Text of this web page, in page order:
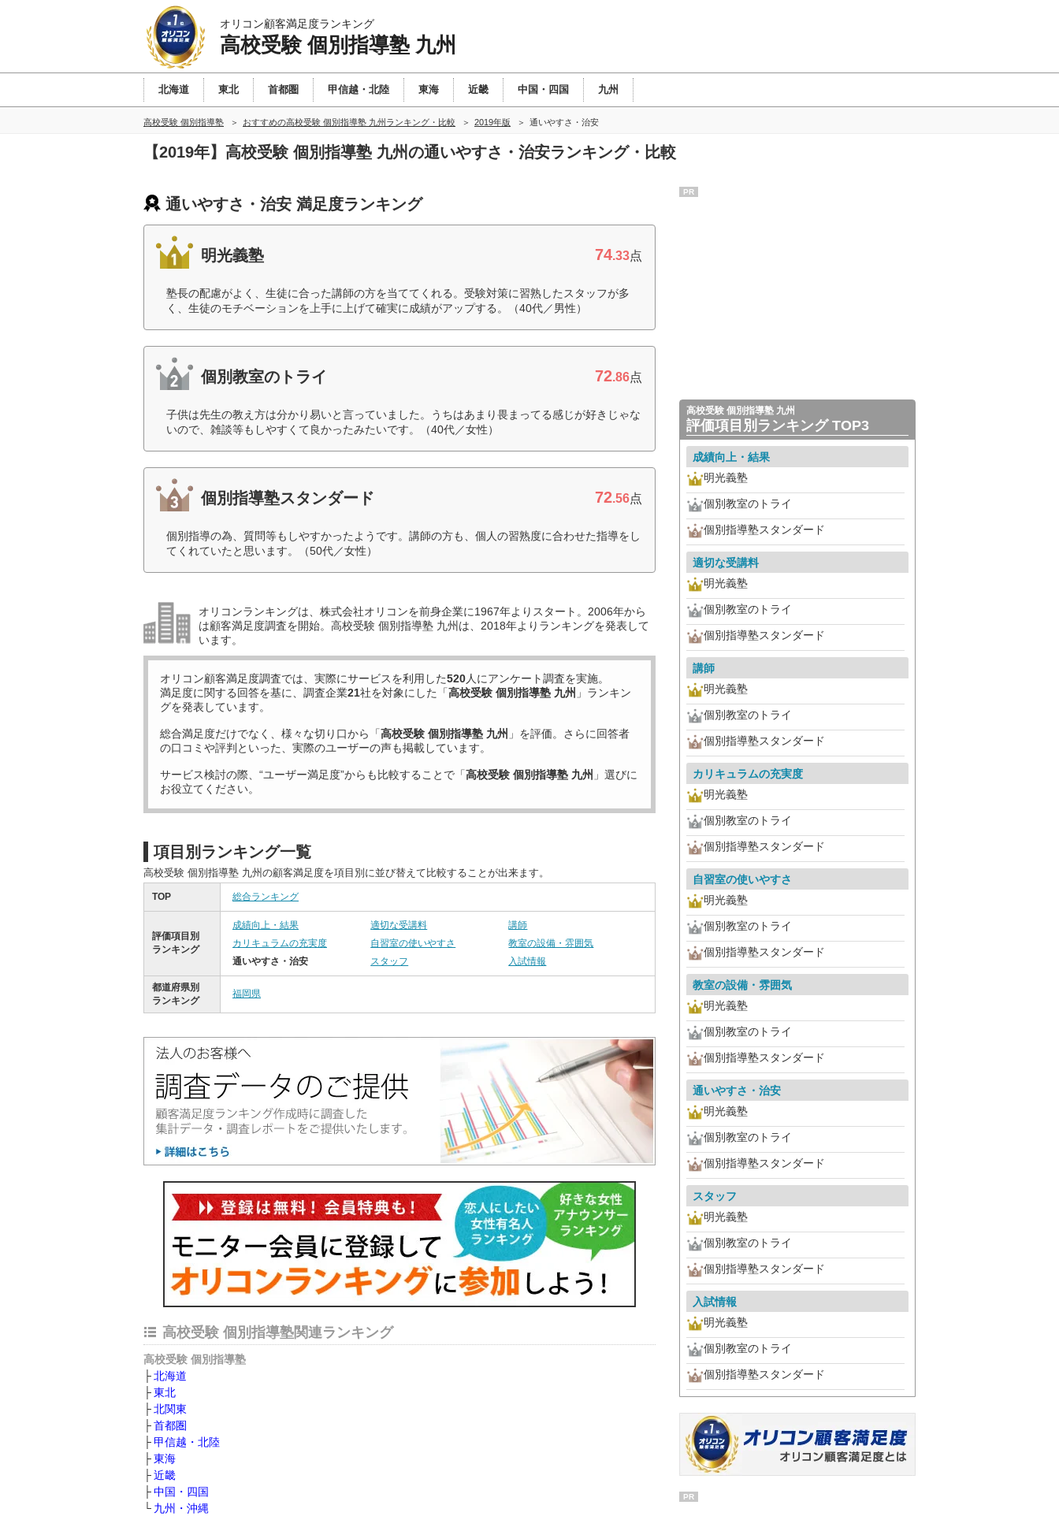
オリコン顧客満足度ランキング
高校受験 個別指導塾 九州
北海道 東北 首都圏 甲信越・北陸 東海 近畿 中国・四国 九州
高校受験 個別指導塾 おすすめの高校受験 個別指導塾 九州ランキング・比較 2019年版 通いやすさ・治安
【2019年】高校受験 個別指導塾 九州の通いやすさ・治安ランキング・比較
通いやすさ・治安 満足度ランキング
明光義塾 74.33点
塾長の配慮がよく、生徒に合った講師の方を当ててくれる。受験対策に習熟したスタッフが多
く、生徒のモチベーションを上手に上げて確実に成績がアップする。（40代／男性）
個別教室のトライ 72.86点
子供は先生の教え方は分かり易いと言っていました。うちはあまり畏まってる感じが好きじゃな
いので、雑談等もしやすくて良かったみたいです。（40代／女性）
個別指導塾スタンダード 72.56点
個別指導の為、質問等もしやすかったようです。講師の方も、個人の習熟度に合わせた指導をし
てくれていたと思います。（50代／女性）
オリコンランキングは、株式会社オリコンを前身企業に1967年よりスタート。2006年から
は顧客満足度調査を開始。高校受験 個別指導塾 九州は、2018年よりランキングを発表して
います。
オリコン顧客満足度調査では、実際にサービスを利用した520人にアンケート調査を実施。
満足度に関する回答を基に、調査企業21社を対象にした「高校受験 個別指導塾 九州 」ランキン
グを発表しています。
総合満足度だけでなく、様々な切り口から「高校受験 個別指導塾 九州 」を評価。さらに回答者
の口コミや評判といった、実際のユーザーの声も掲載しています。
サービス検討の際、“ユーザー満足度”からも比較することで「高校受験 個別指導塾 九州 」選びに
お役立てください。
項目別ランキング一覧
高校受験 個別指導塾 九州の顧客満足度を項目別に並び替えて比較することが出来ます。
TOP 総合ランキング
評価項目別
ランキング
成績向上・結果 適切な受講料
講師
カリキュラムの充実度
自習室の使いやすさ
教室の設備・雰囲気
通いやすさ・治安
スタッフ 入試情報
都道府県別
ランキング
福岡県
高校受験 個別指導塾関連ランキング
高校受験 個別指導塾
北海道
東北
北関東
首都圏
甲信越・北陸
東海
近畿
中国・四国
九州・沖縄
PR
高校受験 個別指導塾 九州
評価項目別ランキング TOP3
成績向上・結果
明光義塾
個別教室のトライ
個別指導塾スタンダード
適切な受講料
明光義塾
個別教室のトライ
個別指導塾スタンダード
講師
明光義塾
個別教室のトライ
個別指導塾スタンダード
カリキュラムの充実度
明光義塾
個別教室のトライ
個別指導塾スタンダード
自習室の使いやすさ
明光義塾
個別教室のトライ
個別指導塾スタンダード
教室の設備・雰囲気
明光義塾
個別教室のトライ
個別指導塾スタンダード
通いやすさ・治安
明光義塾
個別教室のトライ
個別指導塾スタンダード
スタッフ
明光義塾
個別教室のトライ
個別指導塾スタンダード
入試情報
明光義塾
個別教室のトライ
個別指導塾スタンダード
PR